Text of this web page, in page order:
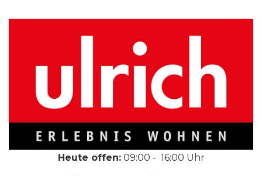
Heute offen: 09:00 - 16:00 Uhr